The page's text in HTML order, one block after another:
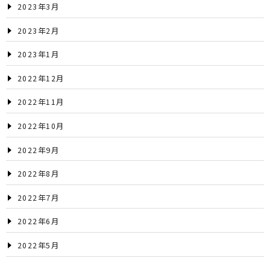
2023年3月
2023年2月
2023年1月
2022年12月
2022年11月
2022年10月
2022年9月
2022年8月
2022年7月
2022年6月
2022年5月